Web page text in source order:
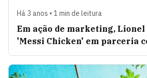
Há 3 anos • 1 min de leitura
Em ação de marketing, Lionel
'Messi Chicken' em parceria